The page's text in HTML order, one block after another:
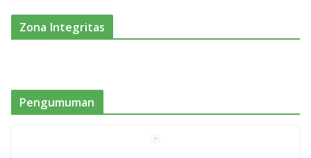
Zona Integritas
Pengumuman